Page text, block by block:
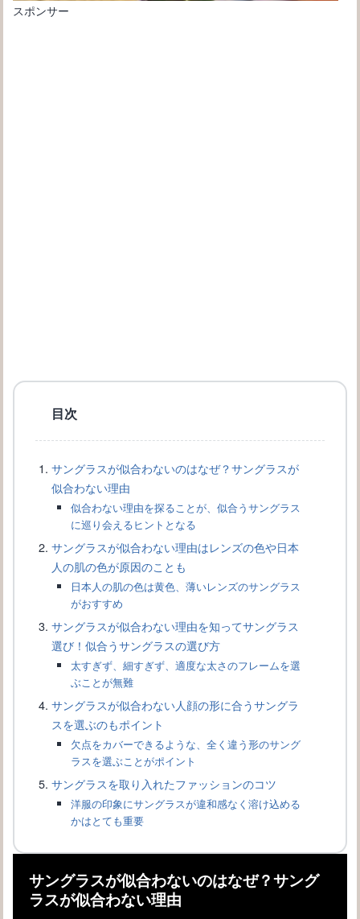
サングラスの色んな形の名称について知りたい！をお教えします
サングラスの選び方、ドライブ向きのサングラスは
スポンサー
目次
サングラスが似合わないのはなぜ？サングラスが
似合わない理由
似合わない理由を探ることが、似合うサングラス
に巡り会えるヒントとなる
サングラスが似合わない理由はレンズの色や日本
人の肌の色が原因のことも
日本人の肌の色は黄色、薄いレンズのサングラス
がおすすめ
サングラスが似合わない理由を知ってサングラス
選び！似合うサングラスの選び方
太すぎず、細すぎず、適度な太さのフレームを選
ぶことが無難
サングラスが似合わない人顔の形に合うサングラ
スを選ぶのもポイント
欠点をカバーできるような、全く違う形のサング
ラスを選ぶことがポイント
サングラスを取り入れたファッションのコツ
洋服の印象にサングラスが違和感なく溶け込める
かはとても重要
サングラスが似合わないのはなぜ？サング
ラスが似合わない理由